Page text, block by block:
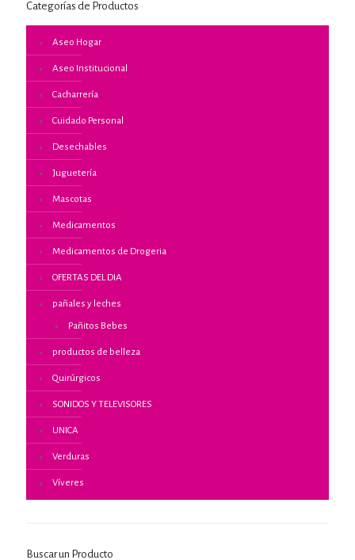
Categorías de Productos
Aseo Hogar
Aseo Institucional
Cacharrería
Cuidado Personal
Desechables
Juguetería
Mascotas
Medicamentos
Medicamentos de Drogeria
OFERTAS DEL DIA
pañales y leches
Pañitos Bebes
productos de belleza
Quirúrgicos
SONIDOS Y TELEVISORES
UNICA
Verduras
Víveres
Buscar un Producto